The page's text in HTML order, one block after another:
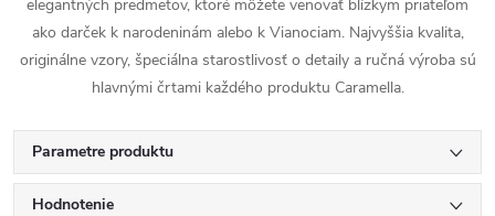
elegantných predmetov, ktoré môžete venovať blízkym priateľom
ako darček k narodeninám alebo k Vianociam. Najvyššia kvalita,
originálne vzory, špeciálna starostlivosť o detaily a ručná výroba sú
hlavnými črtami každého produktu Caramella.
Parametre produktu
Hodnotenie